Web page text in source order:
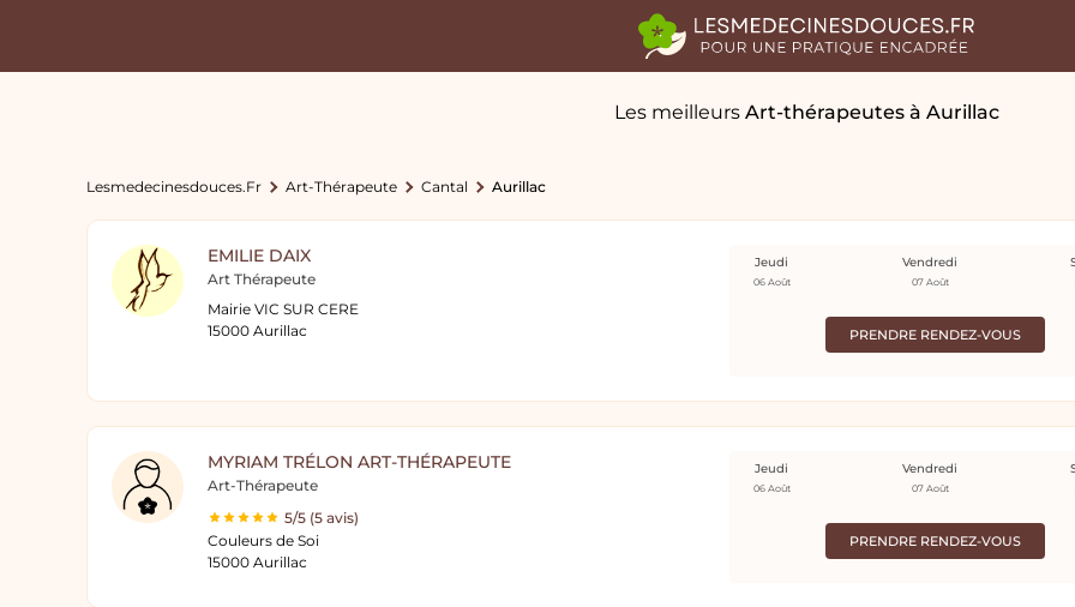
Les meilleurs Art-thérapeutes à Aurillac
Lesmedecinesdouces.fr Art-Thérapeute Cantal Aurillac
EMILIE DAIX
Art Thérapeute
Mairie VIC SUR CERE
15000 Aurillac
PRENDRE RENDEZ-VOUS
Jeudi
06 Août
Vendredi
07 Août
MYRIAM TRÉLON ART-THÉRAPEUTE
Art-Thérapeute
5/5 (5 avis)
Couleurs de Soi
15000 Aurillac
PRENDRE RENDEZ-VOUS
Jeudi
06 Août
Vendredi
07 Août